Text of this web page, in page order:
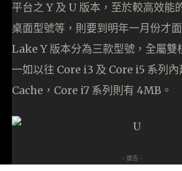
平台之 Y 及 U 版本，至於較高效能
桌面型號等，則要到明年一月份才
Lake Y 版本分為三款型號，全屬雙
一如以往 Core i3 及 Core i5 系列
Cache，Core i7 系列則有 4MB。
- 廣告 -